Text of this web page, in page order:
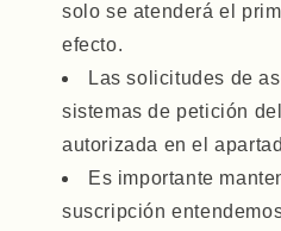
solo se atenderá el
efecto.
Las solicitudes de
sistemas de petición
autorizada en el
Es importante
suscripción